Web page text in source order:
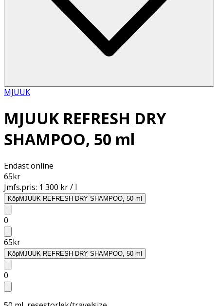
MJUUK
MJUUK REFRESH DRY
SHAMPOO, 50 ml
Endast online
65kr
Jmfs.pris: 1 300 kr / l
KöpMJUUK REFRESH DRY SHAMPOO, 50 ml
0
65kr
KöpMJUUK REFRESH DRY SHAMPOO, 50 ml
0